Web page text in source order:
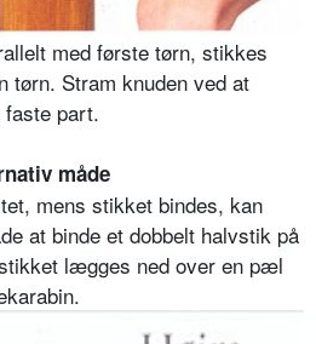
med første tørn, stikkes
tørn. Stram knuden ved at
part.
måde
mens stikket bindes, kan
at binde et dobbelt halvstik på
lægges ned over en pæl